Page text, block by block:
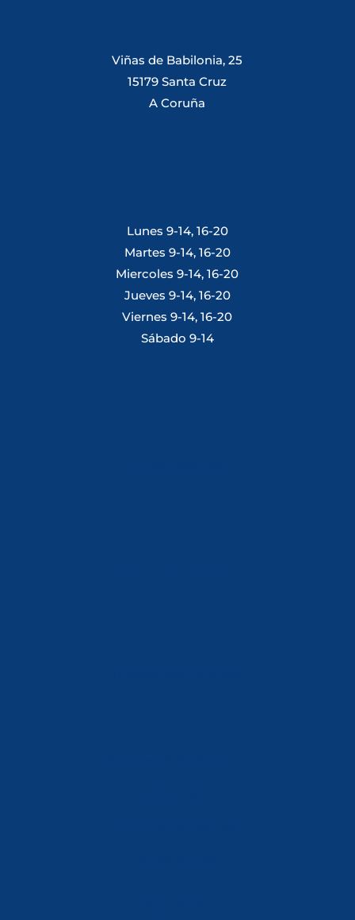
Viñas de Babilonia, 25
15179 Santa Cruz
A Coruña
Lunes 9-14, 16-20
Martes 9-14, 16-20
Miercoles 9-14, 16-20
Jueves 9-14, 16-20
Viernes 9-14, 16-20
Sábado 9-14